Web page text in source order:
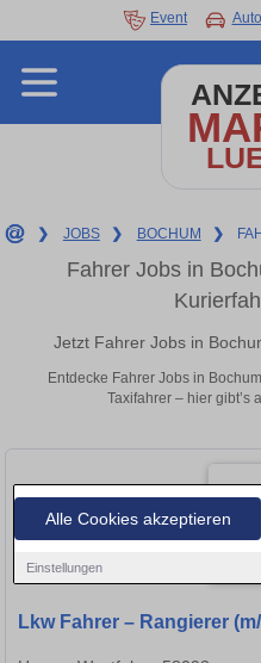
Alle Cookies akzeptieren
Einstellungen
Event Auto
❯ JOBS ❯ BOCHUM ❯
Fahrer Jobs in
Jetzt Fahrer Jobs in
Entdecke Fahrer Jobs in
Taxifahrer – hier gibt’s
Lkw Fahrer – Rangierer